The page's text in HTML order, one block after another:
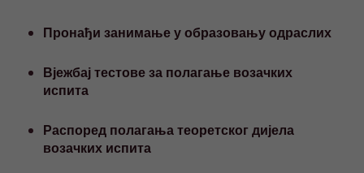
Пронађи занимање у образовању одраслих
Вјежбај тестове за полагање возачких
испита
Распоред полагања теоретског дијела
возачких испита